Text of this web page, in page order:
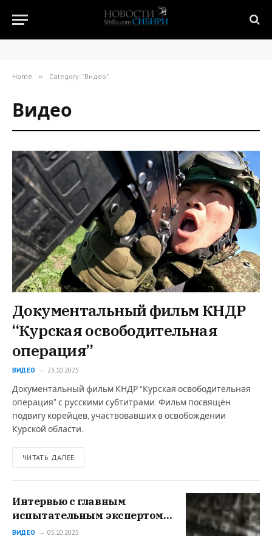
Home » Category: "Видео"
Видео
Документальный фильм КНДР
“Курская освободительная
операция”
ВИДЕО 23.10.2025
Документальный фильм КНДР “Курская освободительная
операция” с русскими субтитрами. Фильм посвящён
подвигу корейцев, участвовавших в освобождении
Курской области.
ЧИТАТЬ ДАЛЕЕ
Интервью с главным
испытательным экспертом
ОАК – как учат летать и не
ВИДЕО 05.10.2025